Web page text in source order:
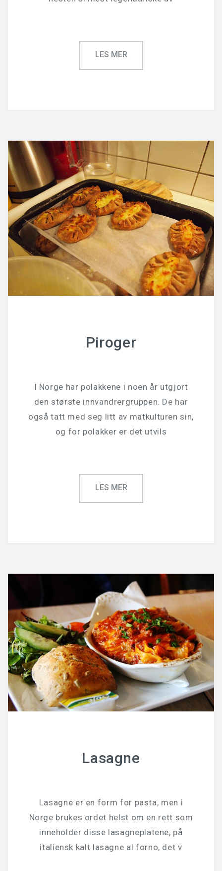
Piroger
I Norge har polakkene i noen år utgjort
den største innvandrergruppen. De har
også tatt med seg litt av matkulturen sin,
og for polakker er det utvils
Lasagne
Lasagne er en form for pasta, men i
Norge brukes ordet helst om en rett som
inneholder disse lasagneplatene, på
italiensk kalt lasagne al forno, det v